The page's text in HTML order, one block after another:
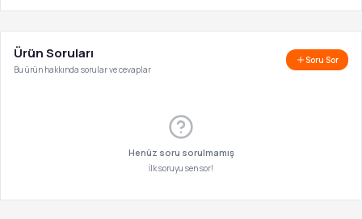
Ürün Soruları
Bu ürün hakkında sorular ve cevaplar
Soru Sor
Henüz soru sorulmamış
İlk soruyu sen sor!